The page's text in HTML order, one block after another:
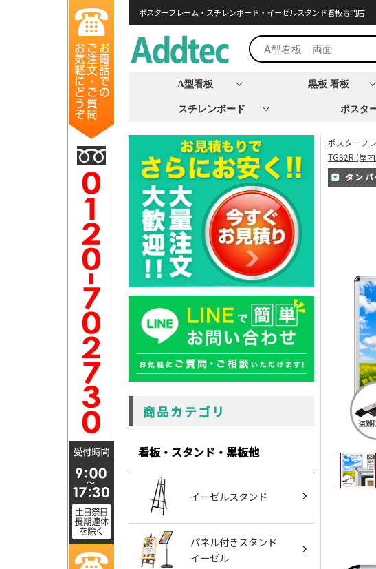
ポスターフレーム・スチレンボード・イーゼルスタンド看板専門店
A型看板 黒板 看板
スチレンボード ポスタ
商品カテゴリ
看板・スタンド・黒板他
イーゼルスタンド
パネル付きスタンド
イーゼル
ポスターフ
TG32R (屋内
タン